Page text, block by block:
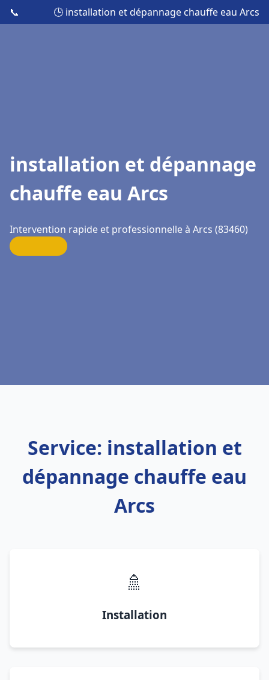
📞 🕒 installation et dépannage chauffe eau Arcs
installation et dépannage
chauffe eau Arcs
Intervention rapide et professionnelle à Arcs (83460)
Service: installation et
dépannage chauffe eau
Arcs
🚿
Installation